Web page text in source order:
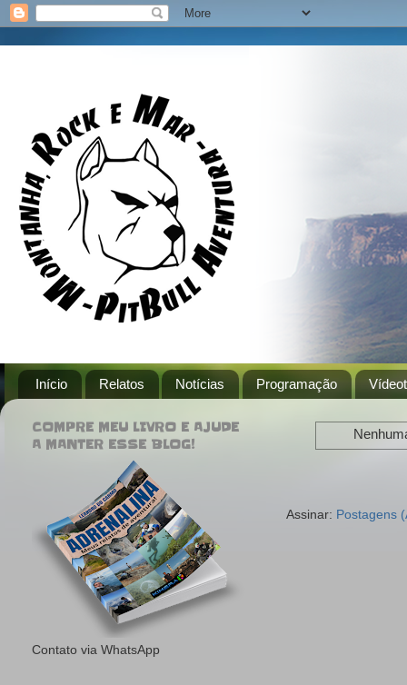
Início Relatos Notícias Programação
Assinar: Postagens
COMPRE MEU LIVRO E AJUDE
A MANTER ESSE BLOG!
Contato via WhatsApp